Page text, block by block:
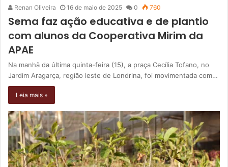
Renan Oliveira 16 de maio de 2025 0 760
Sema faz ação educativa e de plantio
com alunos da Cooperativa Mirim da
APAE
Na manhã da última quinta-feira (15), a praça Cecília Tofano, no
Jardim Aragarça, região leste de Londrina, foi movimentada com…
Leia mais »